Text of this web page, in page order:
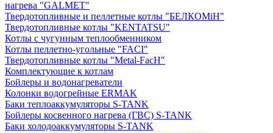
нагрева "GALMET"
Твердотопливные и пеллетные котлы "БЕЛКОМiН"
Твердотопливные котлы "KENTATSU"
Котлы с чугунным теплообменником
Котлы пеллетно-угольные "FACI"
Твердотопливные котлы "Metal-FacH"
Комплектующие к котлам
Бойлеры и водонагреватели
Колонки водогрейные ERMAK
Баки теплоаккумуляторы S-TANK
Бойлеры косвенного нагрева (ГВС) S-TANK
Баки холодоаккумуляторы S-TANK